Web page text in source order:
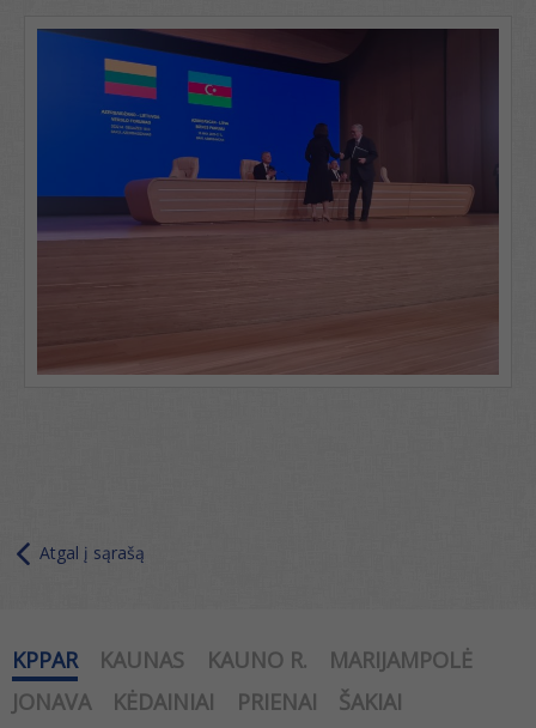
Atgal į sąrašą
KPPAR KAUNAS KAUNO R.
MARIJAMPOLĖ
JONAVA
KĖDAINIAI PRIENAI
ŠAKIAI